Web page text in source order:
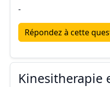
-
Répondez à cette
Kinesitherapie